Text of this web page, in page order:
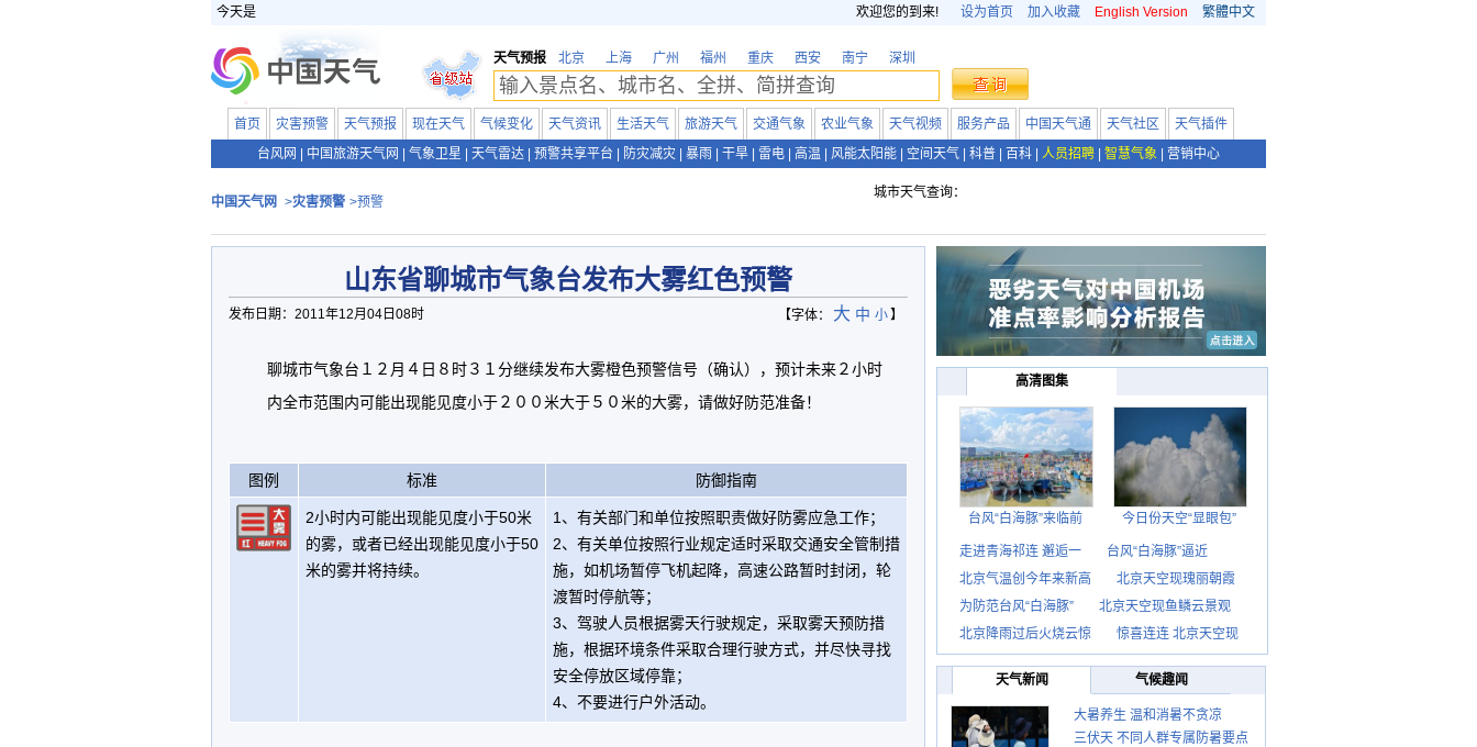
今天是 欢迎您的到来! 设为首页 加入收藏 English Version 繁體中文
天气预报 北京 上海 广州 福州 重庆 西安 南宁 深圳
首页 灾害预警 天气预报 现在天气 气候变化 天气资讯 生活天气 旅游天气 交通气象 农业气象 天气视频 服务产品 中国天气通 天气社区
天气插件
台风网
中国旅游天气网 气象卫星 天气雷达 预警共享平台 防灾减灾 暴雨 干旱 雷电 高温 风能太阳能 空间天气 科普 百科 人员招聘 智慧气象 营销中心
中国天气网 >灾害预警 >预警
城市天气查询：
山东省聊城市气象台发布大雾红色预警
发布日期：2011年12月04日08时 【字体： 大 中 小】
聊城市气象台１２月４日８时３１分继续发布大雾橙色预警信号（确认），预计未来２小时
内全市范围内可能出现能见度小于２００米大于５０米的大雾，请做好防范准备！
图例 标准 防御指南
2小时内可能出现能见度小于50米
的雾，或者已经出现能见度小于50
米的雾并将持续。
1、有关部门和单位按照职责做好防雾应急工作；
2、有关单位按照行业规定适时采取交通安全管制措
施，如机场暂停飞机起降，高速公路暂时封闭，轮
渡暂时停航等；
3、驾驶人员根据雾天行驶规定，采取雾天预防措
施，根据环境条件采取合理行驶方式，并尽快寻找
安全停放区域停靠；
4、不要进行户外活动。
高清图集
台风“白海豚”来临前 今日份天空“显眼包”
走进青海祁连 邂逅一
台风“白海豚”逼近
北京气温创今年来新高
北京天空现瑰丽朝霞
为防范台风“白海豚”
北京天空现鱼鳞云景观
北京降雨过后火烧云惊
惊喜连连 北京天空现
天气新闻 气候趣闻
大暑养生 温和消暑不贪凉
三伏天 不同人群专属防暑要点